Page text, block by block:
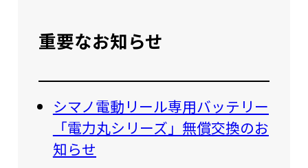
重要なお知らせ
シマノ電動リール専用バッテリー
「電力丸シリーズ」無償交換のお
知らせ